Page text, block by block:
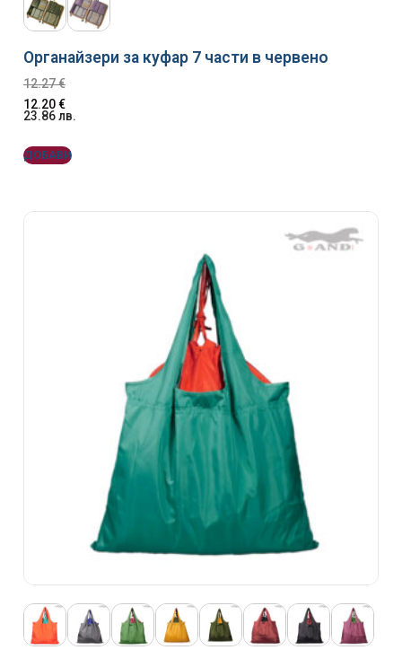
Органайзери за куфар 7 части в червено
12.27€
12.20€
23.86лв.
ДОБАВИ